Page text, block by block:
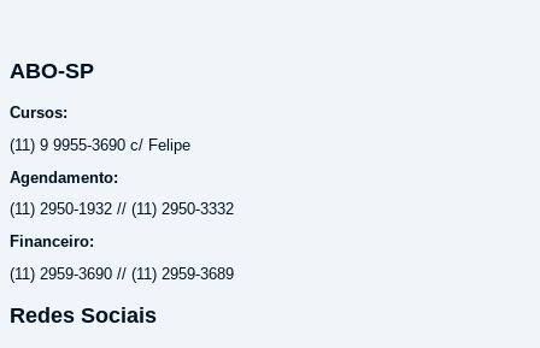
ABO-SP
Cursos:
(11) 9 9955-3690 c/ Felipe
Agendamento:
(11) 2950-1932 // (11) 2950-3332
Financeiro:
(11) 2959-3690 // (11) 2959-3689
Redes Sociais